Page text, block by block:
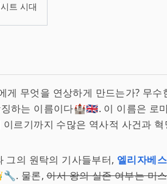
트 시대
게 무엇을 연상하게 만드는가? 무수
하는 이름이다🏰🇬🇧. 이 이름은 로
르기까지 수많은 역사적 사건과
그의 원탁의 기사들부터, 엘리자베
물론,아서 왕의 실존 여부는 미